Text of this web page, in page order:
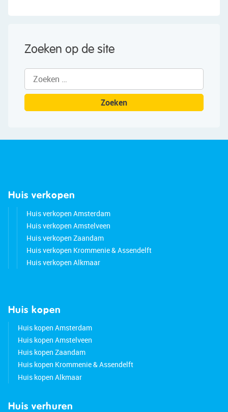
Zoeken op de site
Zoeken
naar:
Huis verkopen
Huis verkopen Amsterdam
Huis verkopen Amstelveen
Huis verkopen Zaandam
Huis verkopen Krommenie & Assendelft
Huis verkopen Alkmaar
Huis kopen
Huis kopen Amsterdam
Huis kopen Amstelveen
Huis kopen Zaandam
Huis kopen Krommenie & Assendelft
Huis kopen Alkmaar
Huis verhuren